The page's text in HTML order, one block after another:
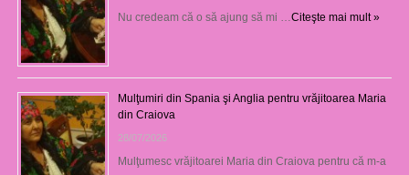
Nu credeam că o să ajung să mi … Citeşte mai mult »
Mulţumiri din Spania şi Anglia pentru vrăjitoarea Maria
din Craiova
28/07/2026
Mulţumesc vrăjitoarei Maria din Craiova pentru că m-a